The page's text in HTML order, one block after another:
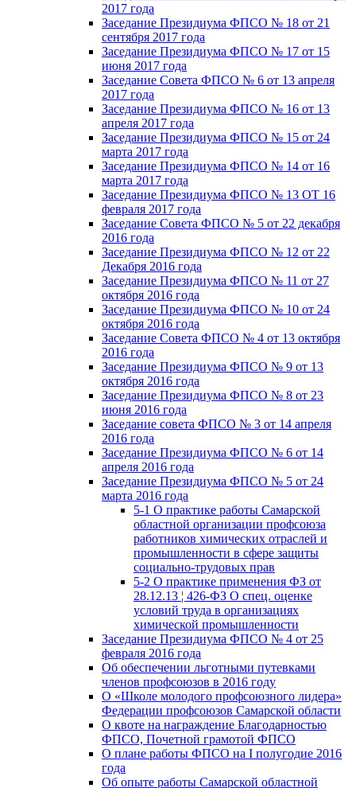
2017 года
Заседание Президиума ФПСО № 18 от 21
сентября 2017 года
Заседание Президиума ФПСО № 17 от 15
июня 2017 года
Заседание Совета ФПСО № 6 от 13 апреля
2017 года
Заседание Президиума ФПСО № 16 от 13
апреля 2017 года
Заседание Президиума ФПСО № 15 от 24
марта 2017 года
Заседание Президиума ФПСО № 14 от 16
марта 2017 года
Заседание Президиума ФПСО № 13 ОТ 16
февраля 2017 года
Заседание Совета ФПСО № 5 от 22 декабря
2016 года
Заседание Президиума ФПСО № 12 от 22
Декабря 2016 года
Заседание Президиума ФПСО № 11 от 27
октября 2016 года
Заседание Президиума ФПСО № 10 от 24
октября 2016 года
Заседание Совета ФПСО № 4 от 13 октября
2016 года
Заседание Президиума ФПСО № 9 от 13
октября 2016 года
Заседание Президиума ФПСО № 8 от 23
июня 2016 года
Заседание совета ФПСО № 3 от 14 апреля
2016 года
Заседание Президиума ФПСО № 6 от 14
апреля 2016 года
Заседание Президиума ФПСО № 5 от 24
марта 2016 года
5-1 О практике работы Самарской
областной организации профсоюза
работников химических отраслей и
промышленности в сфере защиты
социально-трудовых прав
5-2 О практике применения ФЗ от
28.12.13 ¦ 426-ФЗ О спец. оценке
условий труда в организациях
химической промышленности
Заседание Президиума ФПСО № 4 от 25
февраля 2016 года
Об обеспечении льготными путевками
членов профсоюзов в 2016 году
О «Школе молодого профсоюзного лидера»
Федерации профсоюзов Самарской области
О квоте на награждение Благодарностью
ФПСО, Почетной грамотой ФПСО
О плане работы ФПСО на I полугодие 2016
года
Об опыте работы Самарской областной